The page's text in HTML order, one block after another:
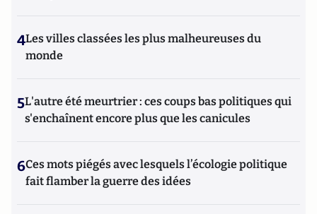
4Les villes classées les plus malheureuses du
monde
5L'autre été meurtrier : ces coups bas politiques qui
s'enchaînent encore plus que les canicules
6Ces mots piégés avec lesquels l’écologie politique
fait flamber la guerre des idées